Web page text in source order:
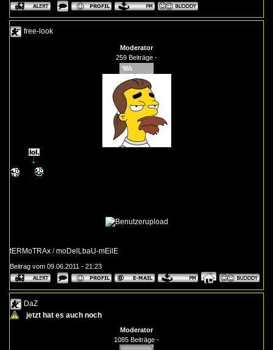
free-look
Moderator
259 Beiträge -
tERMoTRAx /moDelLbaU-mEilE
Beitrag vom 09.06.2011 - 21:23
DaZ
jetzt hat es auch noch
Moderator
1085 Beiträge -